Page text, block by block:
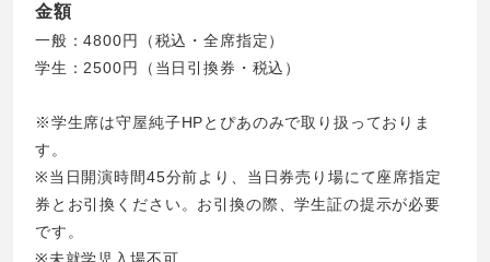
金額
一般：4800円（税込・全席指定）
学生：2500円（当日引換券・税込）
※学生席は守屋純子HPとぴあのみで取り扱っておりま
す。
※当日開演時間45分前より、当日券売り場にて座席指定
券とお引換ください。お引換の際、学生証の提示が必要
です。
※未就学児入場不可